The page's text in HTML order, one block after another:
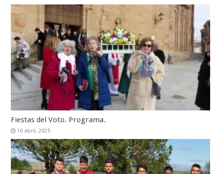
Fiestas del Voto. Programa.
16 abril, 2025